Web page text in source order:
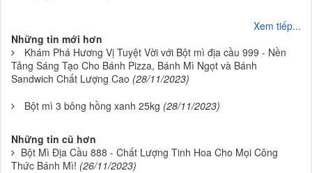
Xem tiếp...
Những tin mới hơn
Khám Phá Hương Vị Tuyệt Vời với Bột mì địa cầu 999 - Nền
Tảng Sáng Tạo Cho Bánh Pizza, Bánh Mì Ngọt và Bánh
Sandwich Chất Lượng Cao (28/11/2023)
Bột mì 3 bông hồng xanh 25kg (28/11/2023)
Những tin cũ hơn
Bột Mì Địa Cầu 888 - Chất Lượng Tinh Hoa Cho Mọi Công
Thức Bánh Mì! (26/11/2023)